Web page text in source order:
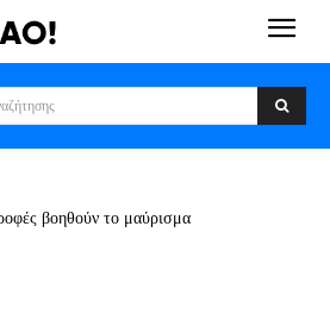
βοηθούν το μαύρισμα